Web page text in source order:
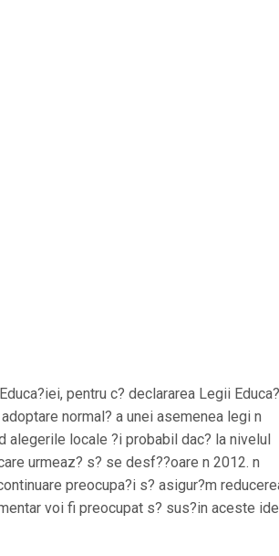
pentru c? declararea Legii
normal? a unei asemenea legi n
alegerile locale ?i probabil dac? la nivelul
urmeaz? s? se desf??oare n 2012. n
preocupa?i s? asigur?m
voi fi preocupat s? sus?in aceste